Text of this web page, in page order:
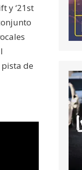
y ‘21st
de